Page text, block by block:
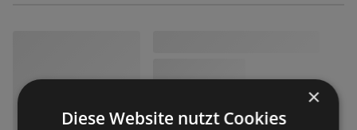
×
Diese Website nutzt Cookies